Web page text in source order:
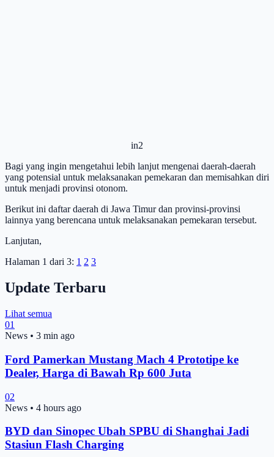
in2
Bagi yang ingin mengetahui lebih lanjut mengenai daerah-daerah
yang potensial untuk melaksanakan pemekaran dan memisahkan diri
untuk menjadi provinsi otonom.
Berikut ini daftar daerah di Jawa Timur dan provinsi-provinsi
lainnya yang berencana untuk melaksanakan pemekaran tersebut.
Lanjutan,
Halaman 1 dari 3: 1 2 3
Update Terbaru
Lihat semua
01
News • 3 min ago
Ford Pamerkan Mustang Mach 4 Prototipe ke
Dealer, Harga di Bawah Rp 600 Juta
02
News • 4 hours ago
BYD dan Sinopec Ubah SPBU di Shanghai Jadi
Stasiun Flash Charging